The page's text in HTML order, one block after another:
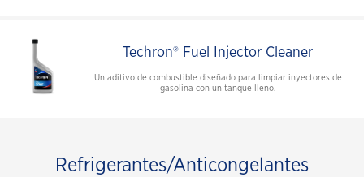
Techron® Fuel Injector Cleaner
Un aditivo de combustible diseñado para limpiar inyectores de
gasolina con un tanque lleno.
Refrigerantes/Anticongelantes